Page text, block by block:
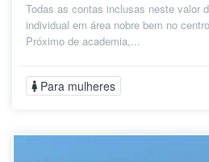
Todas as contas inclusas neste valor
individual em área nobre bem no
Próximo de academia,...
Para mulheres